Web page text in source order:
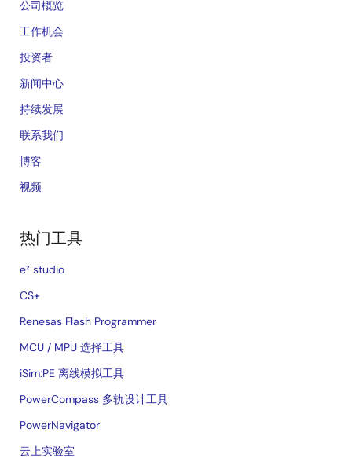
公司概览
工作机会
投资者
新闻中心
持续发展
联系我们
博客
视频
热门工具
e² studio
CS+
Renesas Flash Programmer
MCU / MPU 选择工具
iSim:PE 离线模拟工具
PowerCompass 多轨设计工具
PowerNavigator
云上实验室